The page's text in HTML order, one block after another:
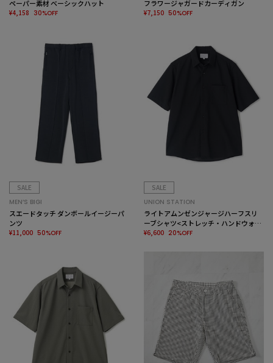
ペーパー素材 ベーシックハット
¥4,158 30%OFF
フラワージャガードカーディガン
¥7,150 50%OFF
SALE
MEN’S BIGI
スエードタッチ ダンボールイージーパ
ンツ
¥11,000 50%OFF
SALE
UNION STATION
ライトアムンゼンジャージハーフスリ
ーブシャツ<ストレッチ・ハンドウォッ
シャブル>
¥6,600 20%OFF